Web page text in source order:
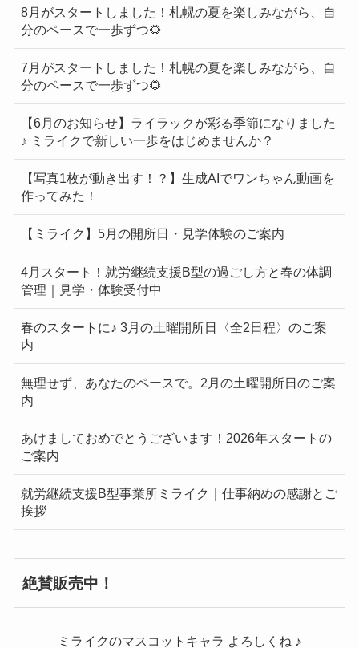
8月がスタートしました！札幌の夏を楽しみながら、自
分のペースで一歩ずつ🌻
7月がスタートしました！札幌の夏を楽しみながら、自
分のペースで一歩ずつ🌻
【6月のお知らせ】ライラックが彩る季節になりました
♪ ミライクで新しい一歩をはじめませんか？
【写真1枚が動き出す！？】生成AIでワンちゃん動画を
作ってみた！
【ミライク】5月の開所日・見学体験のご案内
4月スタート！就労継続支援B型の過ごし方と春の体調
管理｜見学・体験受付中
春のスタートに♪ 3月の土曜開所日〈全2日程〉のご案
内
無理せず、あなたのペースで。2月の土曜開所日のご案
内
あけましておめでとうございます！2026年スタートの
ご案内
就労継続支援B型事業所ミライク｜仕事納めの感謝とご
挨拶
絶賛販売中！
ミライクのマスコットキャラ よろしくね ♪